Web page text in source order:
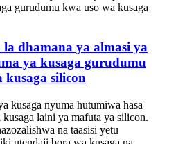
dhamana ya almasi ya
ya kusaga gurudumu
kusaga silicon
kusaga nyuma hutumiwa hasa
kusaga laini ya mafuta ya silicon.
na taasisi yetu